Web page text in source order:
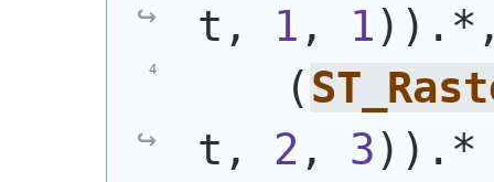
t, 1 , 1 ) )
(
t, 2 , 3 ) ) .*